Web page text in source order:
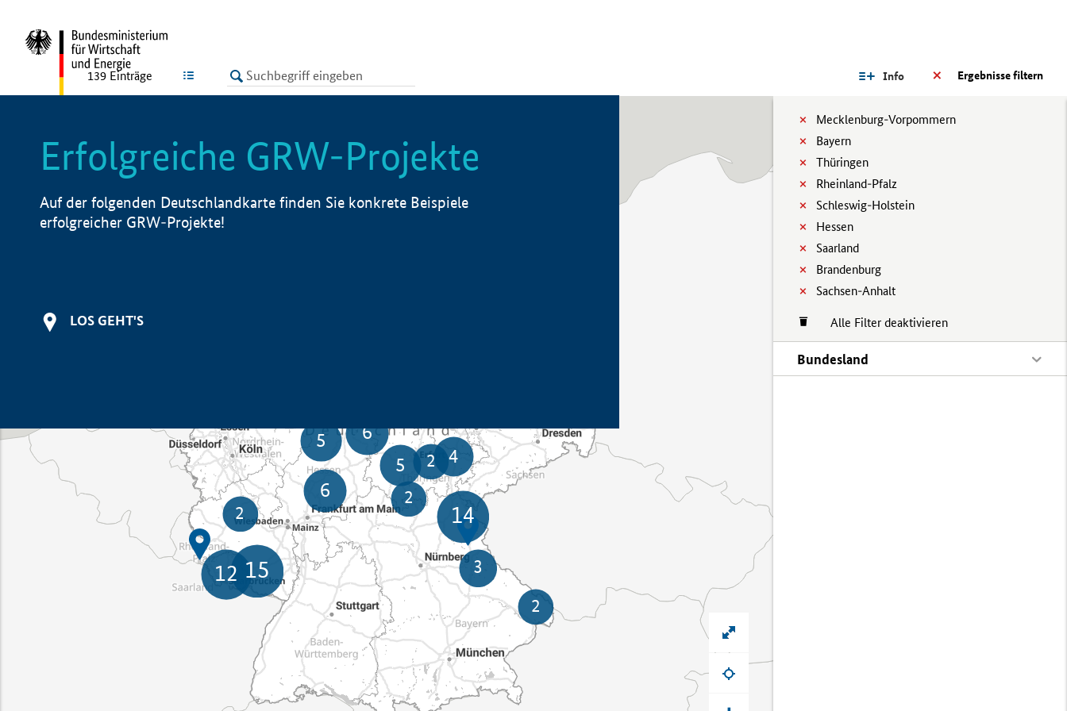
LISTE Ergebnisse filtern
Info
Mecklenburg-Vorpommern
Bayern
Thüringen
Rheinland-Pfalz
Schleswig-Holstein
Hessen
Saarland
Brandenburg
Sachsen-Anhalt
Alle Filter deaktivieren
Bundesland
139 Einträge
Erfolgreiche GRW-Projekte
Auf der folgenden Deutschlandkarte finden Sie konkrete Beispiele
erfolgreicher GRW-Projekte!
LOS GEHT'S